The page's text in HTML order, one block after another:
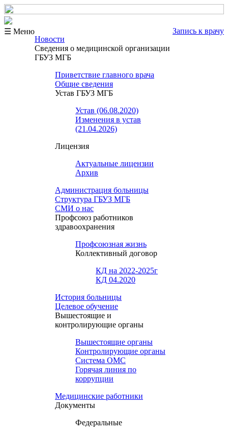
☰ Меню
Запись к врачу
Новости
Сведения о медицинской организации
ГБУЗ МГБ
Приветствие главного врача
Общие сведения
Устав ГБУЗ МГБ
Устав (06.08.2020)
Изменения в устав
(21.04.2026)
Лицензия
Актуальные лицензии
Архив
Администрация больницы
Структура ГБУЗ МГБ
СМИ о нас
Профсоюз работников
здравоохранения
Профсоюзная жизнь
Коллективный договор
КД на 2022-2025г
КД 04.2020
История больницы
Целевое обучение
Вышестоящие и
контролирующие органы
Вышестоящие органы
Контролирующие органы
Система ОМС
Горячая линия по
коррупции
Медицинские работники
Документы
Федеральные